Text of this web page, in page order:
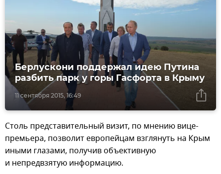
11 сентября 2015, 16:49
Берлускони поддержал идею Путина
разбить парк у горы Гасфорта в Крыму
Столь представительный визит, по мнению вице-
премьера, позволит европейцам взглянуть на Крым
иными глазами, получив объективную
и непредвзятую информацию.